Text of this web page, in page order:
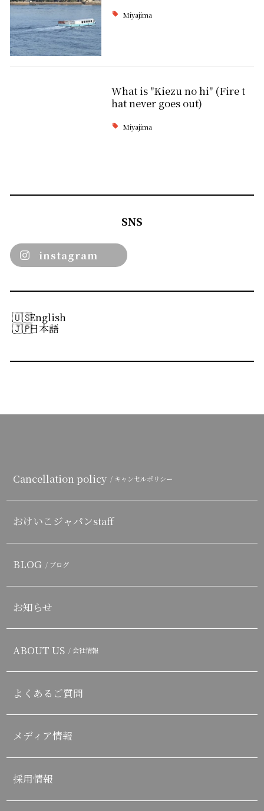
Miyajima
What is "Kiezu no hi" (Fire t
hat never goes out)
Miyajima
SNS
instagram
English
日本語
Cancellation policy / キャンセルポリシー
おけいこジャパンstaff
BLOG / ブログ
お知らせ
ABOUT US / 会社情報
よくあるご質問
メディア情報
採用情報